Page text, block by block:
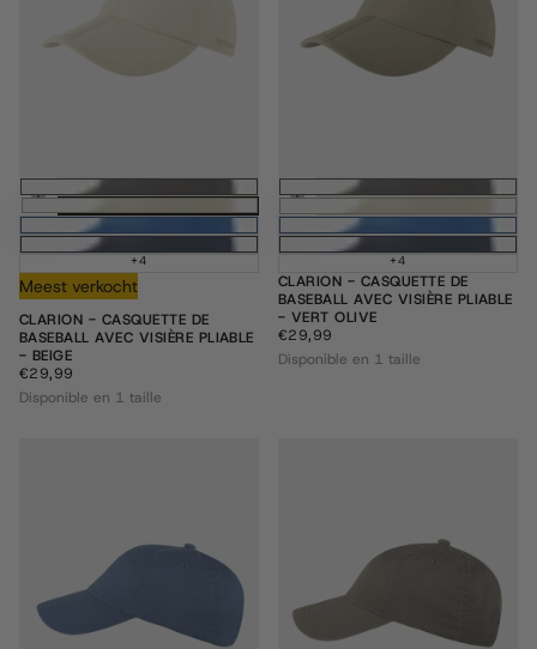
Ajouter au panier
+4
Meest verkocht
CLARION - CASQUETTE DE
BASEBALL AVEC VISIÈRE PLIABLE
- BEIGE
€29,99
PRIX
RÉGULIER
€29,99
Disponible en 1 taille
Ajouter au
+4
CLARION - CASQUETTE DE
BASEBALL AVEC VISIÈRE PLIABLE
- VERT OLIVE
€29,99
PRIX
RÉGULIER
€29,99
Disponible en 1 taille